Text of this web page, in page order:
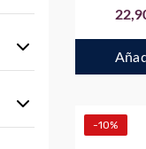
-10%